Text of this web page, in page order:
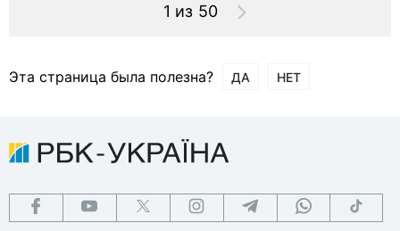
1 из 50
Эта страница была полезна? ДА НЕТ